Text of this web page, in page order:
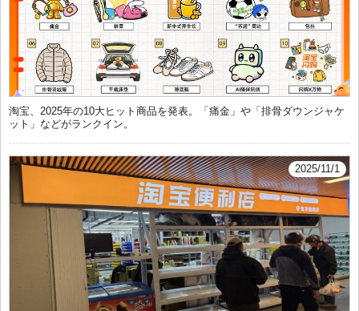
淘宝、2025年の10大ヒット商品を発表。「痛金」や「排骨ダウンジャケ
ット」などがランクイン。
2025/11/1